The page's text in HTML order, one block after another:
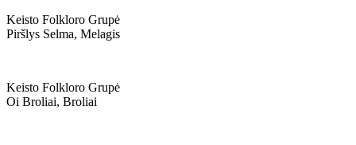
Keisto Folkloro Grupė
Piršlys Selma, Melagis
Keisto Folkloro Grupė
Oi Broliai, Broliai